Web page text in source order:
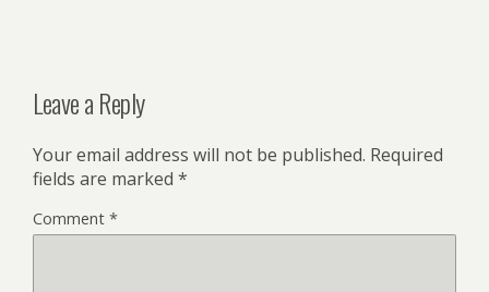
Leave a Reply
Your email address will not be published. Required
fields are marked *
Comment *